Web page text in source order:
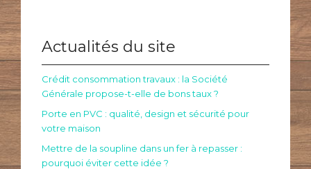
Actualités du site
Crédit consommation travaux : la Société
Générale propose-t-elle de bons taux ?
Porte en PVC : qualité, design et sécurité pour
votre maison
Mettre de la soupline dans un fer à repasser :
pourquoi éviter cette idée ?